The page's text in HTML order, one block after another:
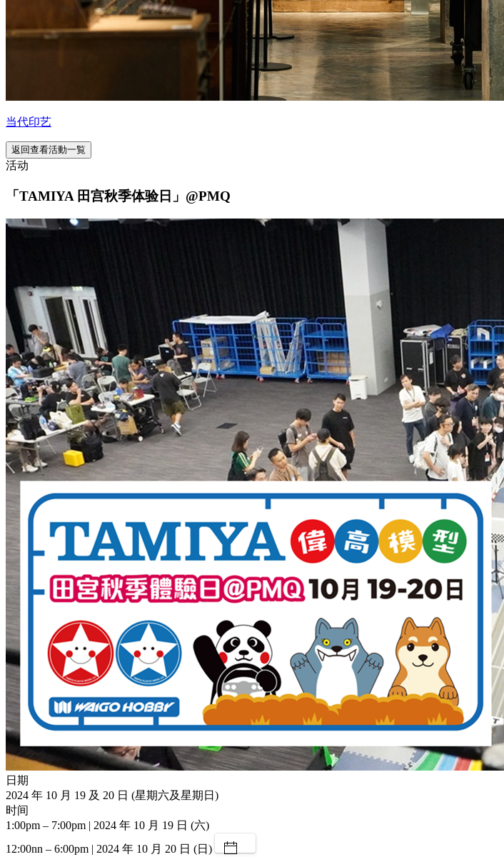
当代印艺
返回查看活動一覧
活动
「TAMIYA 田宫秋季体验日」@PMQ
日期
2024 年 10 月 19 及 20 日 (星期六及星期日)
时间
1:00pm – 7:00pm | 2024 年 10 月 19 日 (六)
12:00nn – 6:00pm | 2024 年 10 月 20 日 (日)